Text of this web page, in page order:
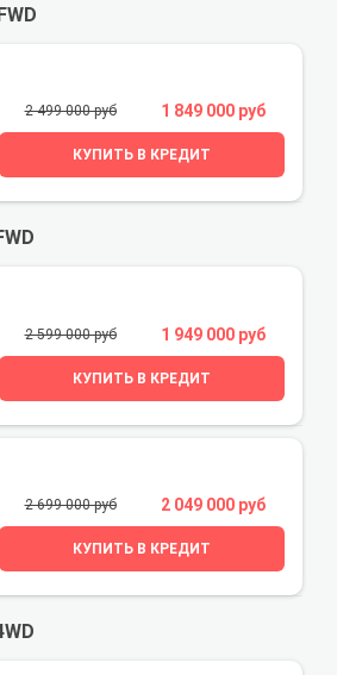
2 499 000 руб 1 849 000 руб
КУПИТЬ В КРЕДИТ
2 599 000 руб 1 949 000 руб
КУПИТЬ В КРЕДИТ
2 699 000 руб 2 049 000 руб
КУПИТЬ В КРЕДИТ